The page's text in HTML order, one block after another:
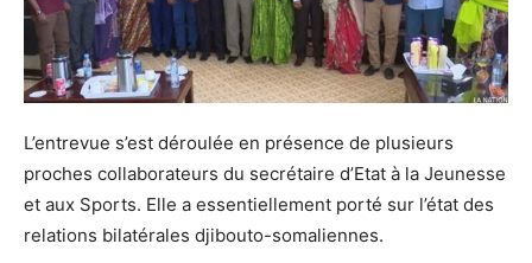
L’entrevue s’est déroulée en présence de plusieurs
proches collaborateurs du secrétaire d’Etat à la Jeunesse
et aux Sports. Elle a essentiellement porté sur l’état des
relations bilatérales djibouto-somaliennes.